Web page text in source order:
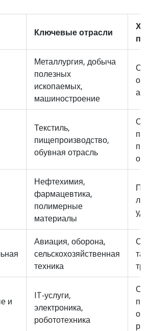
Ключевые отрасли
Металлургия, добыча
полезных
ископаемых,
машиностроение
Текстиль,
пищепроизводство,
обувная отрасль
Нефтехимия,
фармацевтика,
полимерные
материалы
Авиация, оборона,
сельскохозяйственная
техника
и
IT‑услуги,
электроника,
робототехника